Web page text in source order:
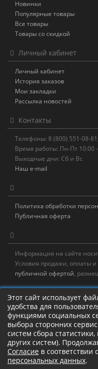
Новинки
Популярные товары
Все товары
Товары со скидкой
Личный кабинет
Личный кабинет
История заказов
Мои закладки
Рассылка новостей
Контакты
Телефоны: 8 (800) 551-08-
Время работы: Пн-Пт 10:00
Выходные дни: Сб и Вс
Наш e-mail
Политика обработки
Публичная оферта
Информация на сайте
Условия продажи, оплаты и
публичной офертой,
Новостная рассылка
Новости, акции,
Левая панель
Этот сайт использует
удобства для
функциями социальных
выбора сторонних
систем сбора
других систем).
Согласие в соответствии с
персональных данных.